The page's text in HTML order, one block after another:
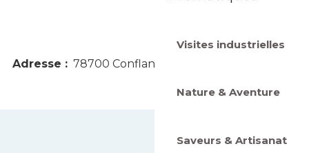
Visites industrielles
Nature & Aventure
Saveurs & Artisanat